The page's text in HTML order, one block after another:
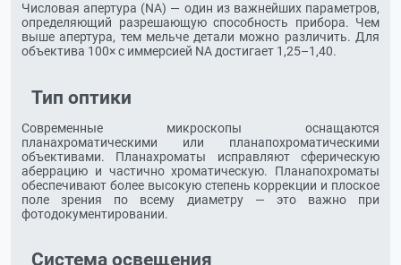
Числовая апертура (NA) — один из важнейших параметров,
определяющий разрешающую способность прибора. Чем
выше апертура, тем мельче детали можно различить. Для
объектива 100× с иммерсией NA достигает 1,25–1,40.
Тип оптики
Современные микроскопы оснащаются
планахроматическими или планапохроматическими
объективами. Планахроматы исправляют сферическую
аберрацию и частично хроматическую. Планапохроматы
обеспечивают более высокую степень коррекции и плоское
поле зрения по всему диаметру — это важно при
фотодокументировании.
Система освещения